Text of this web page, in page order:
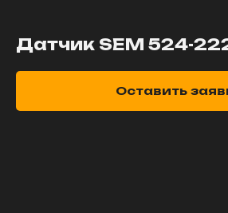
Датчик SEM 524-
Оставить